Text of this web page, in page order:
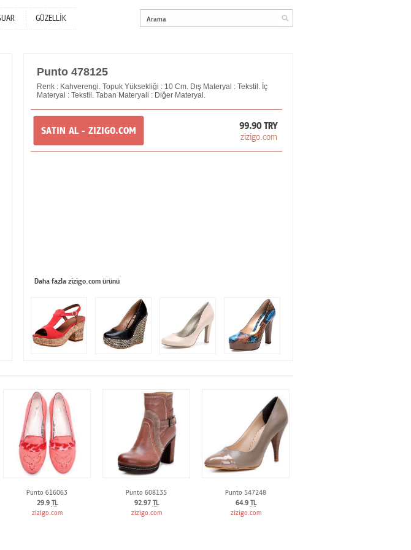
GÜZELLİK
Punto 478125
Renk : Kahverengi. Topuk Yüksekliği : 10 Cm. Dış Materyal : Tekstil. İç
Materyal : Tekstil. Taban Materyali : Diğer Materyal.
SATIN AL - ZIZIGO.COM 99.90 TRY
zizigo.com
Daha fazla zizigo.com ürünü
Punto 616063
29.9 TL
zizigo.com
Punto 608135
92.97 TL
zizigo.com
Punto 547248
64.9 TL
zizigo.com